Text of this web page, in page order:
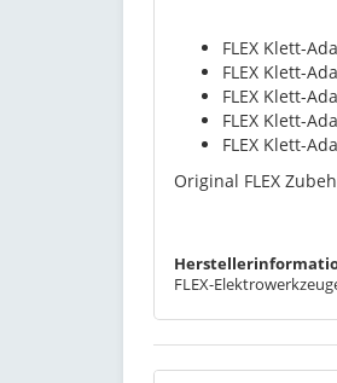
FLEX Klett-
FLEX Klett-
FLEX Klett-
FLEX Klett-
FLEX Klett-
Original FLEX
FLEX-